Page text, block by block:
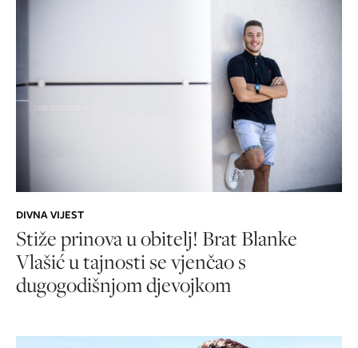
DIVNA VIJEST
Stiže prinova u obitelj! Brat Blanke
Vlašić u tajnosti se vjenčao s
dugogodišnjom djevojkom